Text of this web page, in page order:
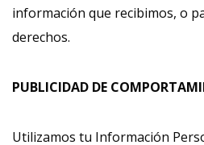
información que recibimos, o
derechos.
PUBLICIDAD DE
Utilizamos tu Información